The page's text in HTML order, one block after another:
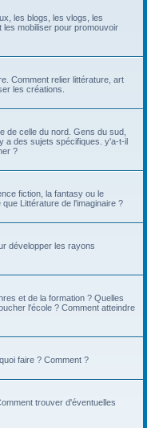
les blogs, les vlogs, les
mobiliser pour promouvoir
Comment relier littérature, art
les créations.
de celle du nord. Gens du sud,
a des sujets spécifiques. y'a-t-il
?
fiction, la fantasy ou le
Littérature de l'imaginaire ?
développer les rayons
et de la formation ? Quelles
l'école ? Comment atteindre
faire ? Comment ?
trouver d'éventuelles